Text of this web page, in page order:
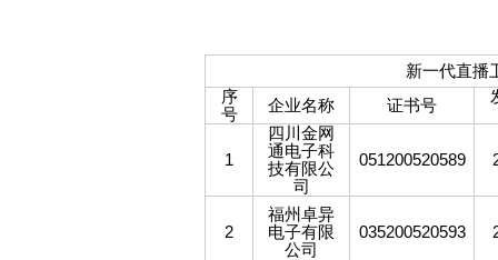
新一代直播
序
号
企业名称 证书号
1
四川金网
通电子科
技有限公
司
051200520589
2
福州卓异
电子有限
公司
035200520593